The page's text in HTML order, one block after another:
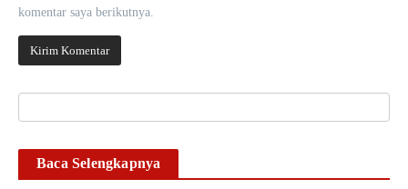
komentar saya berikutnya.
Baca Selengkapnya